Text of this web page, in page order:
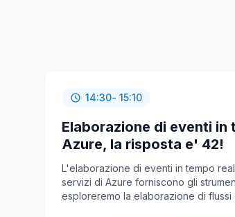
14:30- 15:10
Elaborazione di eventi in
Azure, la risposta e' 42!
L'elaborazione di eventi in tempo
servizi di Azure forniscono gli
esploreremo la elaborazione di